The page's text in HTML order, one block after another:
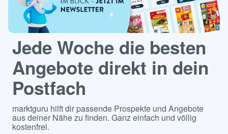
Jede Woche die besten
Angebote direkt in dein
Postfach
marktguru hilft dir passende Prospekte und Angebote
aus deiner Nähe zu finden. Ganz einfach und völlig
kostenfrei.